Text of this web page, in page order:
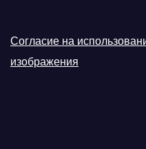
Согласие на
изображения